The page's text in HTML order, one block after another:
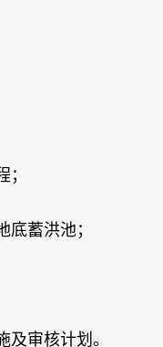
蓄洪池；
审核计划。